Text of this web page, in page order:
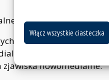
Włącz wszystkie ciasteczka
i masowej.
relacji między
– wypracowują
zjawiska nowomedialne.